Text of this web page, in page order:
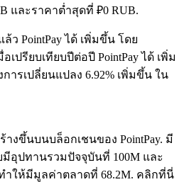
เป็นหลักประกัน
และราคาต่ำสุดที่ ₽0 RUB.
ว PointPay ได้ เพิ่มขึ้น โดย
อเปรียบเทียบปีต่อปี PointPay ได้ เพิ่ม
ารเปลี่ยนแปลง 6.92% เพิ่มขึ้น ใน
างขึ้นบนบล็อกเชนของ PointPay. มี
อุปทานรวมปัจจุบันที่ 100M และ
ำให้มีมูลค่าตลาดที่ 68.2M. คลิกที่นี่